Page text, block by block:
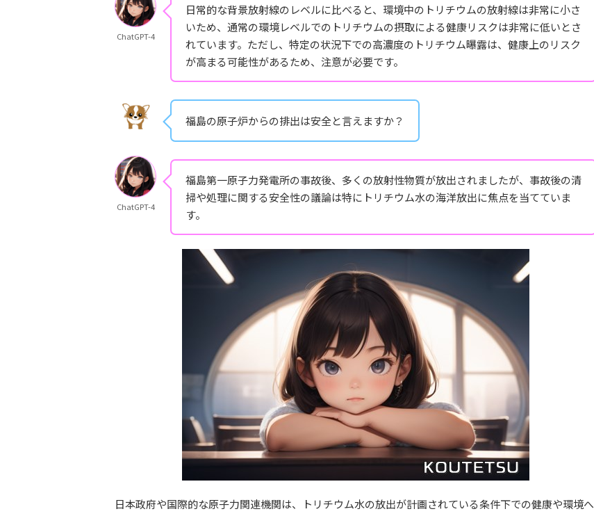
ChatGPT-4
日常的な背景放射線のレベルに比べると、環境中のトリチウムの放射線は非常に小さ
いため、通常の環境レベルでのトリチウムの摂取による健康リスクは非常に低いとさ
れています。ただし、特定の状況下での高濃度のトリチウム曝露は、健康上のリスク
が高まる可能性があるため、注意が必要です。
福島の原子炉からの排出は安全と言えますか？
ChatGPT-4
福島第一原子力発電所の事故後、多くの放射性物質が放出されましたが、事故後の清
掃や処理に関する安全性の議論は特にトリチウム水の海洋放出に焦点を当てていま
す。
日本政府や国際的な原子力関連機関は、トリチウム水の放出が計画されている条件下での健康や環境へ